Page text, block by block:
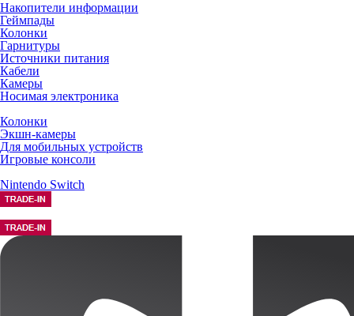
Накопители информации
Геймпады
Колонки
Гарнитуры
Источники питания
Кабели
Камеры
Носимая электроника
Колонки
Экшн-камеры
Для мобильных устройств
Игровые консоли
Nintendo Switch